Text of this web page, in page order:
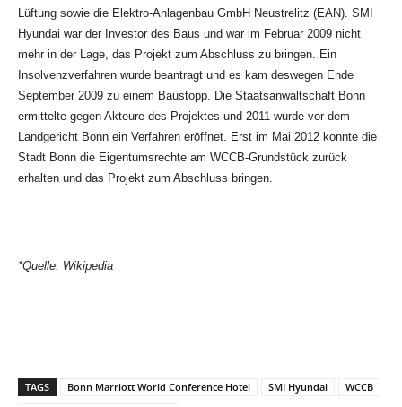
Lüftung sowie die Elektro-Anlagenbau GmbH Neustrelitz (EAN). SMI
Hyundai war der Investor des Baus und war im Februar 2009 nicht
mehr in der Lage, das Projekt zum Abschluss zu bringen. Ein
Insolvenzverfahren wurde beantragt und es kam deswegen Ende
September 2009 zu einem Baustopp. Die Staatsanwaltschaft Bonn
ermittelte gegen Akteure des Projektes und 2011 wurde vor dem
Landgericht Bonn ein Verfahren eröffnet. Erst im Mai 2012 konnte die
Stadt Bonn die Eigentumsrechte am WCCB-Grundstück zurück
erhalten und das Projekt zum Abschluss bringen.
*Quelle: Wikipedia
TAGS Bonn Marriott World Conference Hotel SMI Hyundai
WCCB